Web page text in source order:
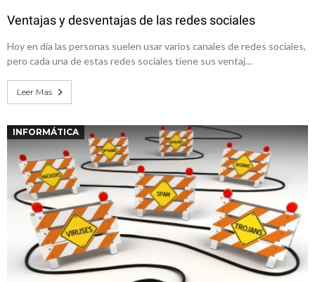
Ventajas y desventajas de las redes sociales
Hoy en día las personas suelen usar varios canales de redes sociales,
pero cada una de estas redes sociales tiene sus ventaj…
Leer Mas
INFORMÁTICA